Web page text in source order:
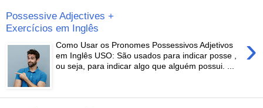
Possessive Adjectives +
Exercícios em Inglês
›
Como Usar os Pronomes Possessivos Adjetivos
em Inglês USO: São usados para indicar posse ,
ou seja, para indicar algo que alguém possui. ...